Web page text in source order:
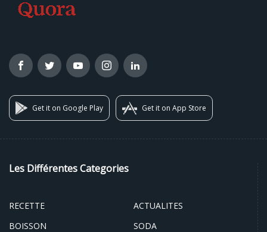
Get it on Google Play Get it on App Store
Les Différentes Categories
RECETTE
ACTUALITES
BOISSON
SODA